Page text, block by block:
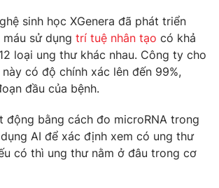
tếsinh học XGenera đã phát triển
sử dụng trí tuệ nhân tạo có khả
loại ung thư khác nhau. Công ty cho
có độ chính xác lên đến 99%,
đầu của bệnh.
động bằng cách đo microRNA trong
AI để xác định xem có ung thư
có thì ung thư nằm ở đâu trong cơ